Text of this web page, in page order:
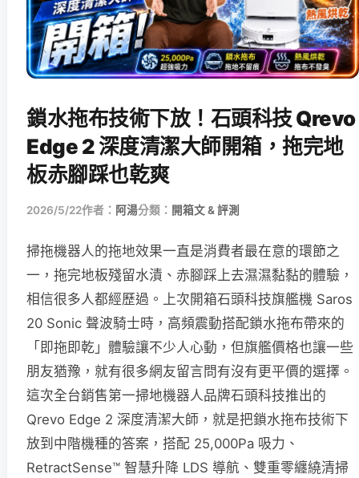
鎖水拖布技術下放！石頭科技 Qrevo
Edge 2 深度清潔大師開箱，拖完地
板赤腳踩也乾爽
2026/5/22作者： 阿湯分類： 開箱文 & 評測
掃拖機器人的拖地效果一直是消費者最在意的環節之
一，拖完地板殘留水漬、赤腳踩上去濕濕黏黏的體驗，
相信很多人都經歷過。上次開箱石頭科技旗艦機 Saros
20 Sonic 聲波騎士時，高頻震動搭配鎖水拖布帶來的
「即拖即乾」體驗讓不少人心動，但旗艦價格也讓一些
朋友猶豫，就有很多網友留言問有沒有更平價的選擇。
這次全台銷售第一掃地機器人品牌石頭科技推出的
Qrevo Edge 2 深度清潔大師，就是把鎖水拖布技術下
放到中階機種的答案，搭配 25,000Pa 吸力、
RetractSense™ 智慧升降 LDS 導航、雙重零纏繞清掃